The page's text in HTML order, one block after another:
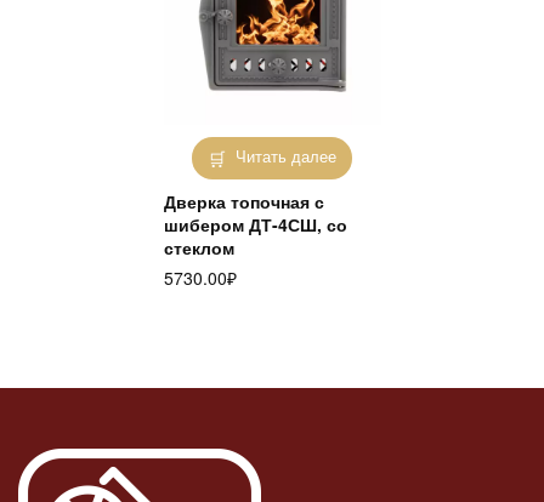
Читать далее
Дверка топочная с
шибером ДТ-4СШ, со
стеклом
5730.00₽